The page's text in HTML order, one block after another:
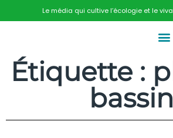
Le média qui cultive l’écologie et le
Étiquette :
bassin